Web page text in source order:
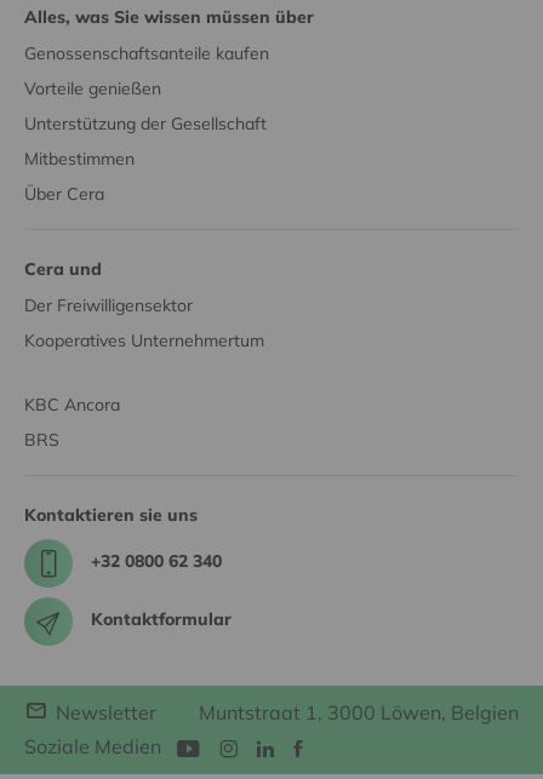
Alles, was Sie wissen müssen über
Genossenschaftsanteile kaufen
Vorteile genießen
Unterstützung der Gesellschaft
Mitbestimmen
Über Cera
Cera und
Der Freiwilligensektor
Kooperatives Unternehmertum
KBC Ancora
BRS
Kontaktieren sie uns
+32 0800 62 340
Kontaktformular
Newsletter
Muntstraat 1, 3000 Löwen, Belgien
Soziale Medien